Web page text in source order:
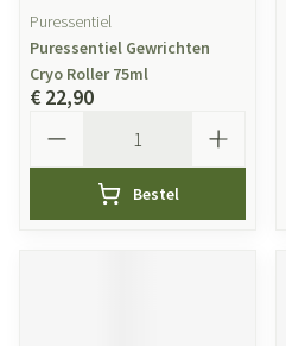
Puressentiel
Puressentiel Gewrichten
Cryo Roller 75ml
€ 22,90
Bestel